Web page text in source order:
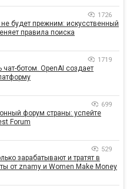
1726
будет прежним: искусственный
правила поиска
1719
чат-ботом. OpenAI создает
699
форум страны: успейте
Forum
529
зарабатывают и тратят в
от znamy и Women Make Money